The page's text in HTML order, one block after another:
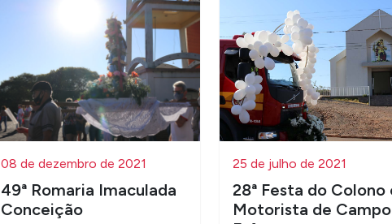
08 de dezembro de 2021
49ª Romaria Imaculada
Conceição
25 de julho de 2021
28ª Festa do Colono
Motorista de Campo